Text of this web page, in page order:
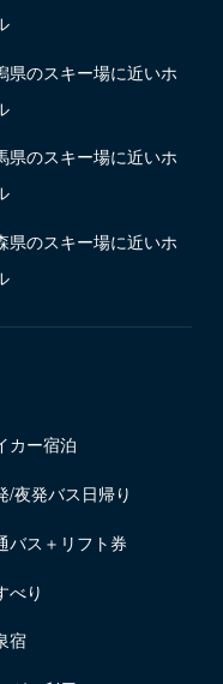
県のスキー場に近いホ
県のスキー場に近いホ
県のスキー場に近いホ
カー宿泊
/夜発バス日帰り
バス＋リフト券
べり
宿